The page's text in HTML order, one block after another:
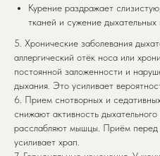
Курение раздражает
тканей и сужение дыхательных
5. Хронические заболевания
аллергический отёк носа или
постоянной заложенности и
дыхания. Это усиливает
6. Прием снотворных и
снижают активность
расслабляют мышцы. Приём перед
усиливает храп.